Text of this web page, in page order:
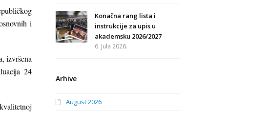
i
izvršena
24
Konačna rang lista i
instrukcije za upis u
akademsku 2026/2027
6. Jula 2026.
Arhive
August 2026